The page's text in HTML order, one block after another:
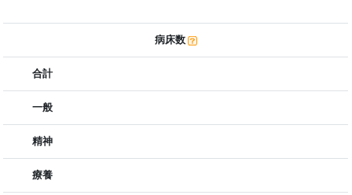
病床数
合計
一般
精神
療養